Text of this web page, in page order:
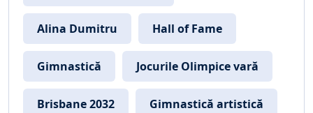
Alina Dumitru Hall of Fame
Gimnastică Jocurile Olimpice vară
Brisbane 2032 Gimnastică artistică